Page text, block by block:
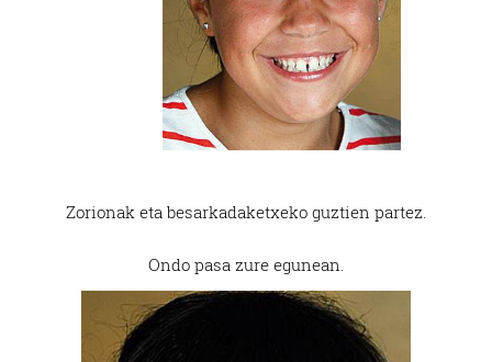
Zorionak eta besarkadaketxeko guztien partez.
Ondo pasa zure egunean.